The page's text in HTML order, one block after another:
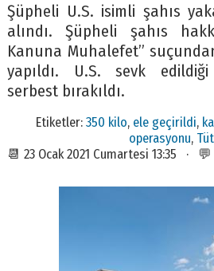
Şüpheli U.S. isimli şahıs
alındı. Şüpheli şahıs
Kanuna Muhalefet”
yapıldı. U.S. sevk
serbest bırakıldı.
Etiketler: 350 kilo, ele geçirildi,
operasyonu,
📆 23 Ocak 2021 Cumartesi 13:35 ·